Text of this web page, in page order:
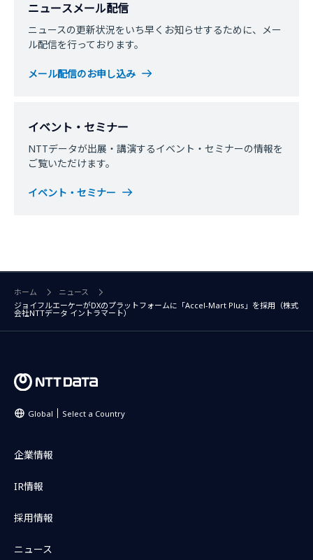
ニュースメール配信
ニュースの更新状況をいち早くお知らせするために、メー
ル配信を行っております。
メール配信のお申し込み
イベント・セミナー
NTTデータが出展・講演するイベント・セミナーの情報を
ご覧いただけます。
イベント・セミナー
ホーム
ニュース
ジョイフルエーケーがDXのプラットフォームに「Accel-Mart Plus」を採用（株式
会社NTTデータ イントラマート）
Global Select a Country
企業情報
IR情報
採用情報
ニュース